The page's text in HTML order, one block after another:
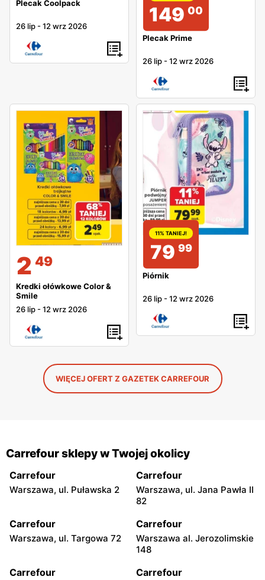
Plecak Coolpack
26 lip -12 wrz 2026 149 00
Plecak Prime
26 lip -12 wrz 2026
2 49
Kredki ołówkowe Color &
Smile
26 lip -12 wrz 2026
11% TANIEJ!
79 99
Piórnik
26 lip -12 wrz 2026
WIĘCEJ OFERT Z GAZETEK CARREFOUR
Carrefour sklepy w Twojej okolicy
Carrefour
Warszawa, ul. Puławska 2
Carrefour
Warszawa, ul. Jana Pawła II
82
Carrefour
Warszawa, ul. Targowa 72
Carrefour
Warszawa al. Jerozolimskie
148
Carrefour Carrefour